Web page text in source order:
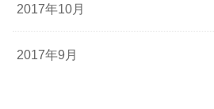
2017年10月
2017年9月